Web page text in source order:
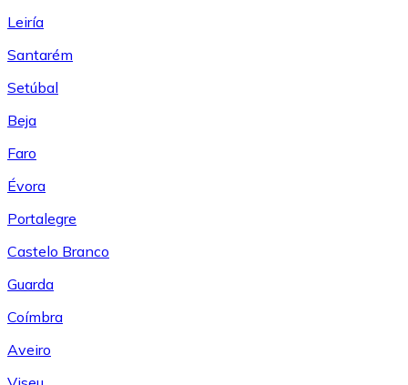
Leiría
Santarém
Setúbal
Beja
Faro
Évora
Portalegre
Castelo Branco
Guarda
Coímbra
Aveiro